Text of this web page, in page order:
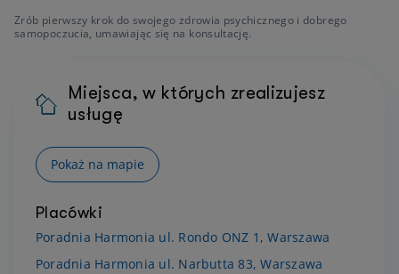
Zrób pierwszy krok do swojego zdrowia psychicznego i dobrego
samopoczucia, umawiając się na konsultację.
Miejsca, w których zrealizujesz
usługę
Pokaż na mapie
Placówki
Poradnia Harmonia ul. Rondo ONZ 1, Warszawa
Poradnia Harmonia ul. Narbutta 83, Warszawa